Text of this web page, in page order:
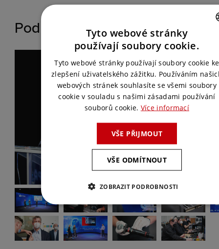
Podívejte se na detaily akce
ENGLISH
Tyto webové stránky
používají soubory cookie.
Tyto webové stránky používají soubory cookie ke
zlepšení uživatelského zážitku. Používáním
webových stránek souhlasíte se všemi soubory
cookie v souladu s našimi zásadami používání
souborů cookie. Více informací
VŠE PŘIJMOUT
VŠE ODMÍTNOUT
ZOBRAZIT PODROBNOSTI